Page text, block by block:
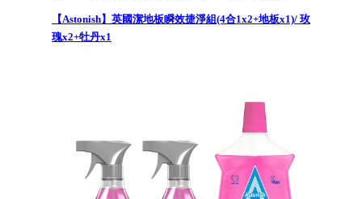
【Astonish】英國潔地板瞬效捷淨組(4合1x2+地板x1)/ 玫
瑰x2+牡丹x1